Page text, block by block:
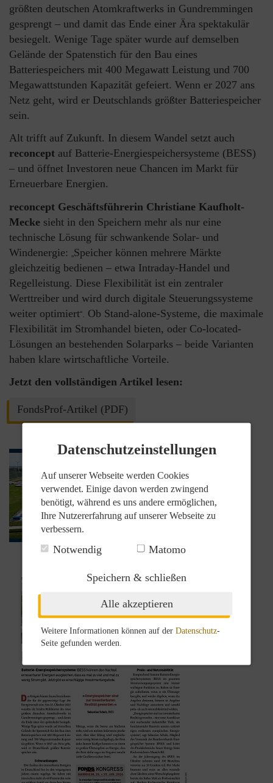
größten deutschen Atomkraftwerks in Gundremmingen
gesprengt – und damit das Ende einer Ära spektakulär
besiegelt. Wenige Tage später wurde auf demselben
Gelände der Spatenstich für den Bau eines
Batteriespeichers mit 400 Megawatt Leistung und 700
Megawattstunden Kapazität gefeiert. Wenn er 2027 ans
Netz geht, wird er Deutschlands größter Batteriespeicher
sein.
Alt trifft auf Zukunft. In diesem Wandel setzt auch
reconcept auf Batterie-Energiespeichersysteme (BESS)
– und öffnet Investoren neue Chancen im Markt für
Erneuerbare Energien.
reconcept Geschäftsführerin Christiane Kaufholt-
Mecke sieht in den Speichern mehr als nur eine
technische Lösung für schwankende Solar- und
Windenergie: Speicher können mehrere Märkte
gleichzeitig bedienen – etwa Intraday-Handel und
Regelleistung. Diese Flexibilität ist ein zentraler
Werttreiber und wird durch digitale Steuerungssysteme
weiter optimiert“.
Ob Stand-alone-Systeme, die maximale
Flexibilität im Stromhandel bieten, oder Co-located-
Lösungen an bestehenden Solarparks – beide Varianten
haben klare wirtschaftliche Vorteile.
Jetzt den vollständigen Artikel lesen:
FondsProf-Artikel (PDF)
Datenschutzeinstellungen
Auf unserer Webseite werden Cookies
verwendet. Einige davon werden zwingend
benötigt, während es uns andere ermöglichen,
Ihre Nutzererfahrung auf unserer Webseite zu
verbessern.
Notwendig Matomo
Speichern & schließen
Alle akzeptieren
Weitere Informationen können auf der Datenschutz-
Seite gefunden werden.